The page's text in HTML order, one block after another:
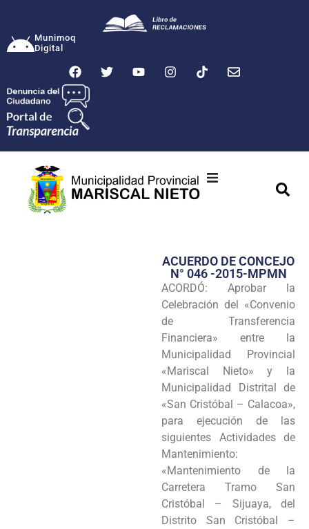
Munimoq
Digital
Transparencia
Seguridad
Programas
Intranet
ACUERDO DE CONCEJO
N° 046 -2015-MPMN
ACORDÓ: Aprobar la
Celebración del «Convenio
de Transferencia
Financiera» entre la
Municipalidad Provincial
«Mariscal Nieto» y la
Municipalidad Distrital de
«San Cristóbal – Calacoa»,
para ejecución de las
siguientes Actividades de
Mantenimiento:
«Mantenimiento de la
Carretera Tramo San
Cristóbal – Sijuaya, del
Distrito San Cristóbal –